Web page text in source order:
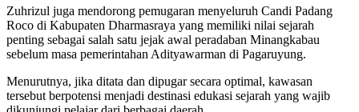
Zuhrizul juga mendorong pemugaran menyeluruh Candi Padang
Roco di Kabupaten Dharmasraya yang memiliki nilai sejarah
penting sebagai salah satu jejak awal peradaban Minangkabau
sebelum masa pemerintahan Adityawarman di Pagaruyung.
Menurutnya, jika ditata dan dipugar secara optimal, kawasan
tersebut berpotensi menjadi destinasi edukasi sejarah yang wajib